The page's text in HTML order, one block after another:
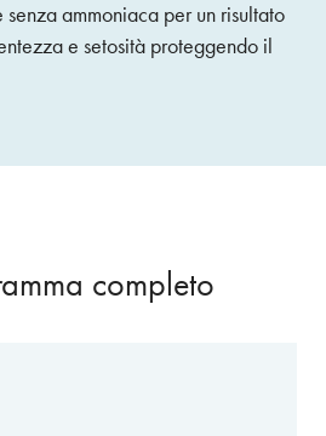
ammoniaca per un risultato
e setosità proteggendo il
completo